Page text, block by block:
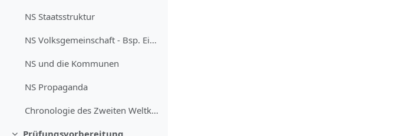
NS Staatsstruktur
NS Volksgemeinschaft - Bsp. Eintopfsonntag
NS und die Kommunen
NS Propaganda
Chronologie des Zweiten Weltkrieges